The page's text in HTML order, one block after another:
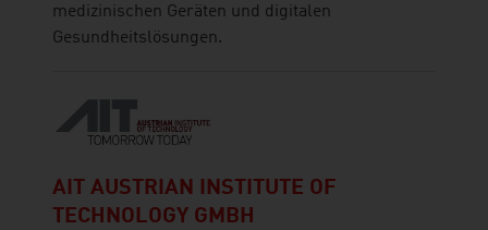
medizinischen Geräten und digitalen
Gesundheitslösungen.
AIT AUSTRIAN INSTITUTE OF
TECHNOLOGY GMBH